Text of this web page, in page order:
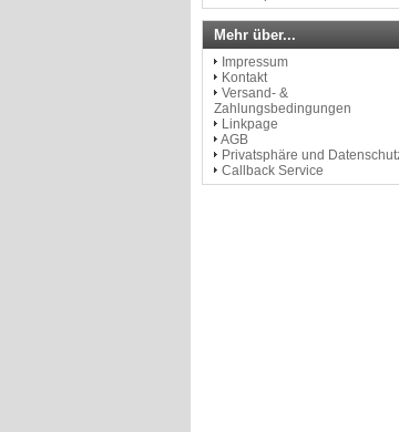
Mehr über...
Impressum
Kontakt
Versand- &
Zahlungsbedingungen
Linkpage
AGB
Privatsphäre und
Callback Service